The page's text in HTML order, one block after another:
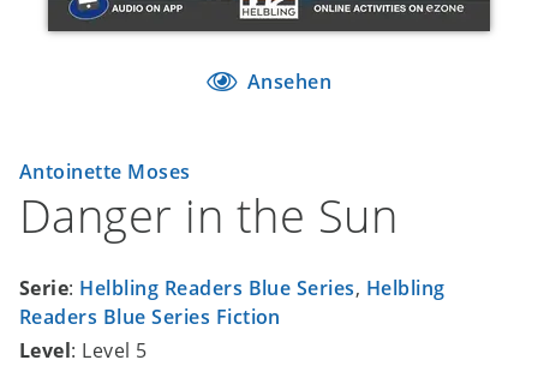
Ansehen
Antoinette Moses
Danger in the Sun
Serie: Helbling Readers Blue Series, Helbling
Readers Blue Series Fiction
Level: Level 5